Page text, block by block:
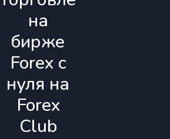
на
бирже
Forex c
нуля на
Forex
Club